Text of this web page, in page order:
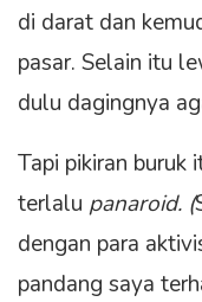
di darat dan
pasar. Selain itu
dulu dagingnya
Tapi pikiran buruk
terlalu panaroid. (
dengan para
pandang saya